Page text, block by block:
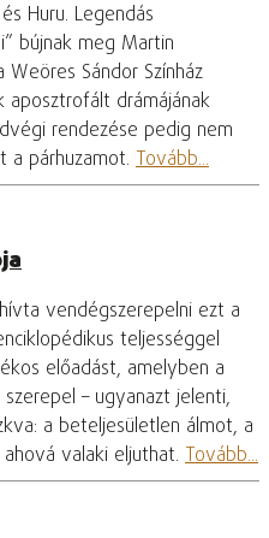
Huru. Legendás
bújnak meg Martin
Sándor Színház
aposztrofált drámájának
rendezése pedig nem
párhuzamot. Tovább...
vendégszerepelni ezt a
teljességgel
előadást, amelyben a
– ugyanazt jelenti,
a beteljesületlen álmot, a
valaki eljuthat. Tovább...